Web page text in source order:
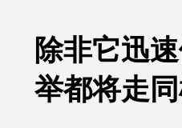
除非它迅
举都将走